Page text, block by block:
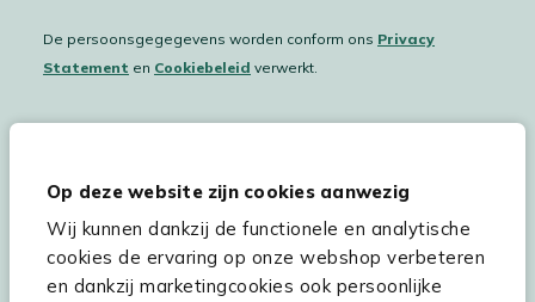
Op deze website zijn cookies aanwezig
Wij kunnen dankzij de functionele en analytische
cookies de ervaring op onze webshop verbeteren
en dankzij marketingcookies ook persoonlijke
De persoonsgegegevens worden conform ons Privacy
Statement en Cookiebeleid verwerkt.
Hulp & service
Assortiment
Kees Smit Tuinmeubelen